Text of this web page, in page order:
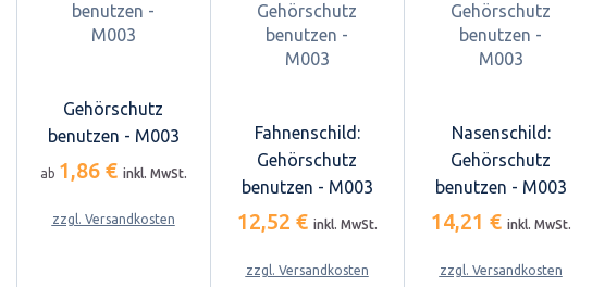
Gehörschutz
benutzen - M003
ab 1,86 € inkl. MwSt.
zzgl. Versandkosten
Fahnenschild:
Gehörschutz
benutzen - M003
12,52 € inkl. MwSt.
zzgl. Versandkosten
Nasenschild:
Gehörschutz
benutzen - M003
14,21 € inkl. MwSt.
zzgl. Versandkosten